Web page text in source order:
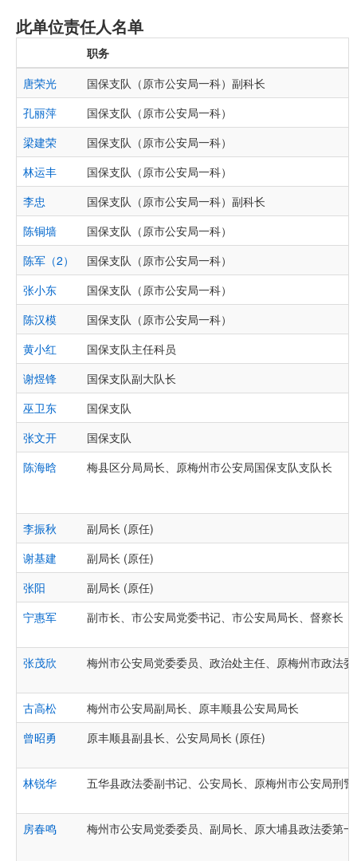
此单位责任人名单
职务
唐荣光
国保支队（原市公安局一科）副科长
孔丽萍
国保支队（原市公安局一科）
梁建荣
国保支队（原市公安局一科）
林运丰
国保支队（原市公安局一科）
李忠
国保支队（原市公安局一科）副科长
陈铜墙
国保支队（原市公安局一科）
陈军（2）
国保支队（原市公安局一科）
张小东
国保支队（原市公安局一科）
陈汉模
国保支队（原市公安局一科）
黄小红
国保支队主任科员
谢煜锋
国保支队副大队长
巫卫东
国保支队
张文开
国保支队
陈海晗
梅县区分局局长、原梅州市公安局国保支队支队长
李振秋
副局长 (原任)
谢基建
副局长 (原任)
张阳
副局长 (原任)
宁惠军
副市长、市公安局党委书记、市公安局局长、督察长
张茂欣 梅州市公安局党委委员、政治处主任、原梅州市政法
古高松
梅州市公安局副局长、原丰顺县公安局局长
曾昭勇
原丰顺县副县长、公安局局长 (原任)
林锐华 五华县政法委副书记、公安局长、原梅州市公安局刑
房春鸣 梅州市公安局党委委员、副局长、原大埔县政法委第